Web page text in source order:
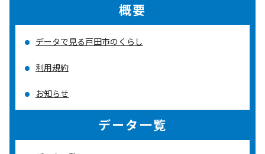
概要
データで見る戸田市のくらし
利用規約
お知らせ
データ一覧